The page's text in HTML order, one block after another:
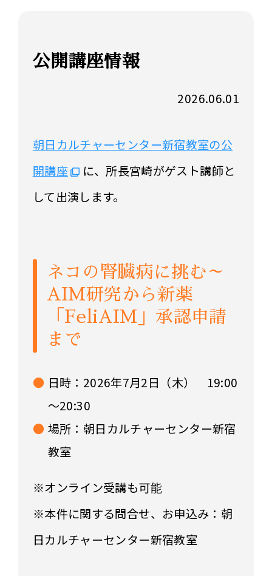
公開講座情報
2026.06.01
朝日カルチャーセンター新宿教室の公
開講座
に、所長宮崎がゲスト講師と
して出演します。
ネコの腎臓病に挑む～
AIM研究から新薬
「FeliAIM」承認申請
まで
日時：2026年7月2日（木） 19:00
～20:30
場所：朝日カルチャーセンター新宿
教室
※オンライン受講も可能
※本件に関する問合せ、お申込み：朝
日カルチャーセンター新宿教室